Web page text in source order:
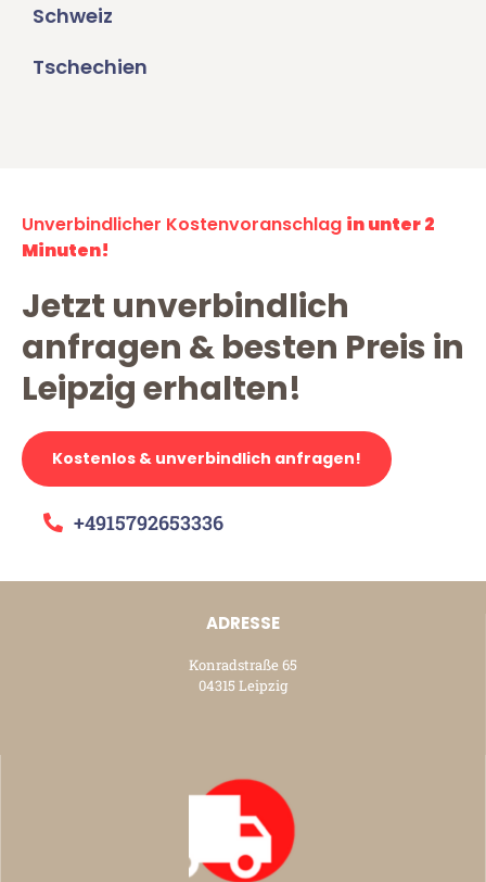
Schweiz
Tschechien
Unverbindlicher Kostenvoranschlag in unter 2
Minuten!
Jetzt unverbindlich
anfragen & besten Preis in
Leipzig erhalten!
Kostenlos & unverbindlich anfragen!
+4915792653336
ADRESSE
Konradstraße 65
04315 Leipzig